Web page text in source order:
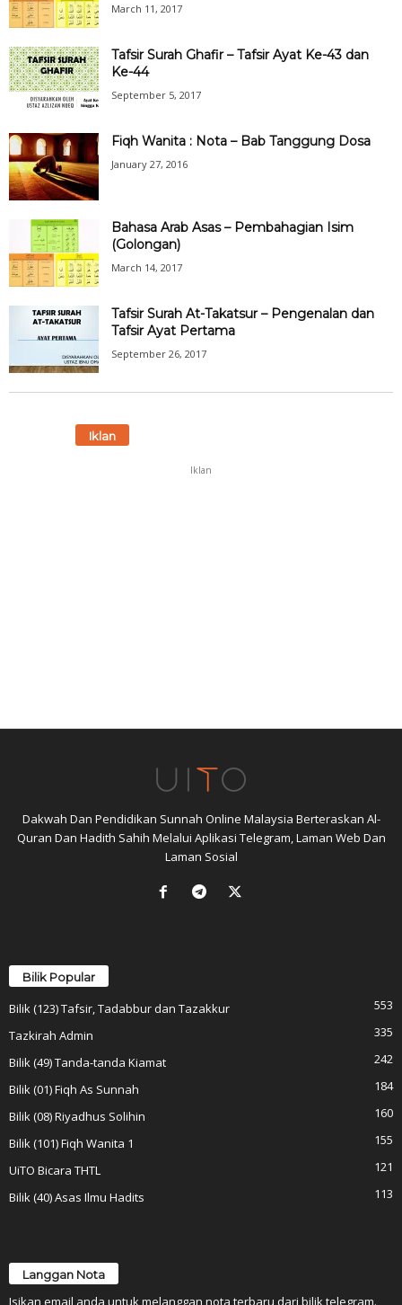
March 11, 2017
Tafsir Surah Ghafir – Tafsir Ayat Ke-43 dan
Ke-44
September 5, 2017
Fiqh Wanita : Nota – Bab Tanggung Dosa
January 27, 2016
Bahasa Arab Asas – Pembahagian Isim
(Golongan)
March 14, 2017
Tafsir Surah At-Takatsur – Pengenalan dan
Tafsir Ayat Pertama
September 26, 2017
Iklan
Iklan
Dakwah Dan Pendidikan Sunnah Online Malaysia Berteraskan Al-
Quran Dan Hadith Sahih Melalui Aplikasi Telegram, Laman Web Dan
Laman Sosial
Bilik Popular
Bilik (123) Tafsir, Tadabbur dan Tazakkur
553
Tazkirah Admin
335
Bilik (49) Tanda-tanda Kiamat
242
Bilik (01) Fiqh As Sunnah
184
Bilik (08) Riyadhus Solihin
160
Bilik (101) Fiqh Wanita 1
155
UiTO Bicara THTL
121
Bilik (40) Asas Ilmu Hadits
113
Langgan Nota
Isikan email anda untuk melanggan nota terbaru dari bilik telegram.